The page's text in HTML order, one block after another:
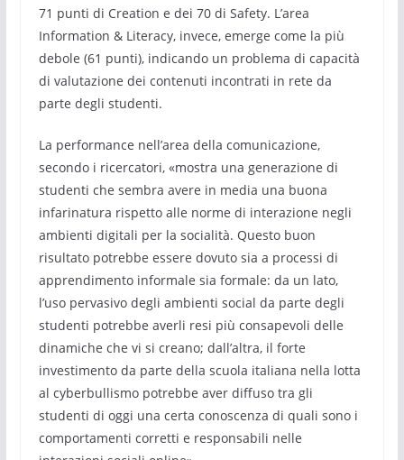
71 punti di Creation e dei 70 di Safety. L’area
Information & Literacy, invece, emerge come la più
debole (61 punti), indicando un problema di capacità
di valutazione dei contenuti incontrati in rete da
parte degli studenti.
La performance nell’area della comunicazione,
secondo i ricercatori, «mostra una generazione di
studenti che sembra avere in media una buona
infarinatura rispetto alle norme di interazione negli
ambienti digitali per la socialità. Questo buon
risultato potrebbe essere dovuto sia a processi di
apprendimento informale sia formale: da un lato,
l’uso pervasivo degli ambienti social da parte degli
studenti potrebbe averli resi più consapevoli delle
dinamiche che vi si creano; dall’altra, il forte
investimento da parte della scuola italiana nella lotta
al cyberbullismo potrebbe aver diffuso tra gli
studenti di oggi una certa conoscenza di quali sono i
comportamenti corretti e responsabili nelle